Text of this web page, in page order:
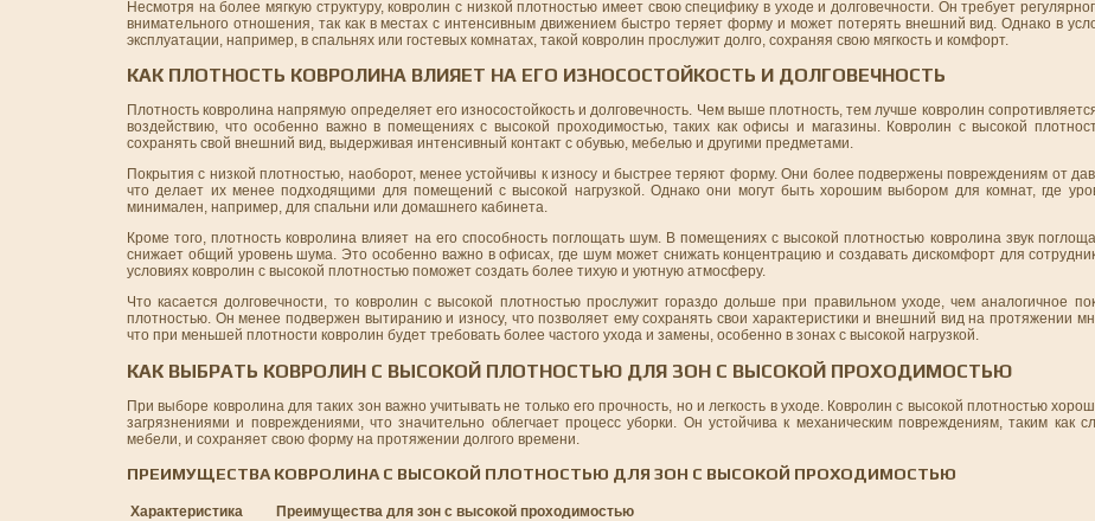
Несмотря на более мягкую структуру, ковролин с низкой плотностью имеет свою специфику в уходе и долговечности. Он требует
внимательного отношения, так как в местах с интенсивным движением быстро теряет форму и может потерять внешний вид. Однако в
эксплуатации, например, в спальнях или гостевых комнатах, такой ковролин прослужит долго, сохраняя свою мягкость и комфорт.
КАК ПЛОТНОСТЬ КОВРОЛИНА ВЛИЯЕТ НА ЕГО ИЗНОСОСТОЙКОСТЬ И ДОЛГОВЕЧНОСТЬ
Плотность ковролина напрямую определяет его износостойкость и долговечность. Чем выше плотность, тем лучше ковролин
воздействию, что особенно важно в помещениях с высокой проходимостью, таких как офисы и магазины. Ковролин с высокой
сохранять свой внешний вид, выдерживая интенсивный контакт с обувью, мебелью и другими предметами.
Покрытия с низкой плотностью, наоборот, менее устойчивы к износу и быстрее теряют форму. Они более подвержены повреждениям от
что делает их менее подходящими для помещений с высокой нагрузкой. Однако они могут быть хорошим выбором для комнат, где
минимален, например, для спальни или домашнего кабинета.
Кроме того, плотность ковролина влияет на его способность поглощать шум. В помещениях с высокой плотностью ковролина звук
снижает общий уровень шума. Это особенно важно в офисах, где шум может снижать концентрацию и создавать дискомфорт для
условиях ковролин с высокой плотностью поможет создать более тихую и уютную атмосферу.
Что касается долговечности, то ковролин с высокой плотностью прослужит гораздо дольше при правильном уходе, чем аналогичное
плотностью. Он менее подвержен вытиранию и износу, что позволяет ему сохранять свои характеристики и внешний вид на протяжении
что при меньшей плотности ковролин будет требовать более частого ухода и замены, особенно в зонах с высокой нагрузкой.
КАК ВЫБРАТЬ КОВРОЛИН С ВЫСОКОЙ ПЛОТНОСТЬЮ ДЛЯ ЗОН С ВЫСОКОЙ ПРОХОДИМОСТЬЮ
При выборе ковролина для таких зон важно учитывать не только его прочность, но и легкость в уходе. Ковролин с высокой плотностью
загрязнениями и повреждениями, что значительно облегчает процесс уборки. Он устойчива к механическим повреждениям, таким как
мебели, и сохраняет свою форму на протяжении долгого времени.
ПРЕИМУЩЕСТВА КОВРОЛИНА С ВЫСОКОЙ ПЛОТНОСТЬЮ ДЛЯ ЗОН С ВЫСОКОЙ ПРОХОДИМОСТЬЮ
Характеристика
Преимущества для зон с высокой проходимостью